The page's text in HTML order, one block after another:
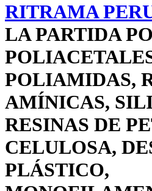
RITRAMA
LA PARTIDA
POLIAMIDAS,
AMÍNICAS,
RESINAS DE
CELULOSA,
PLÁSTICO,